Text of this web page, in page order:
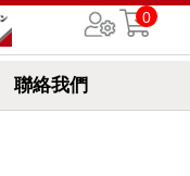
聯絡我們
0